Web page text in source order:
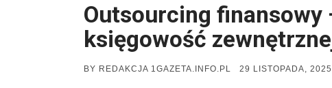
Outsourcing finansowy
księgowość
BY REDAKCJA 1GAZETA.INFO.PL
POSTED
29 LISTOPADA, 2025